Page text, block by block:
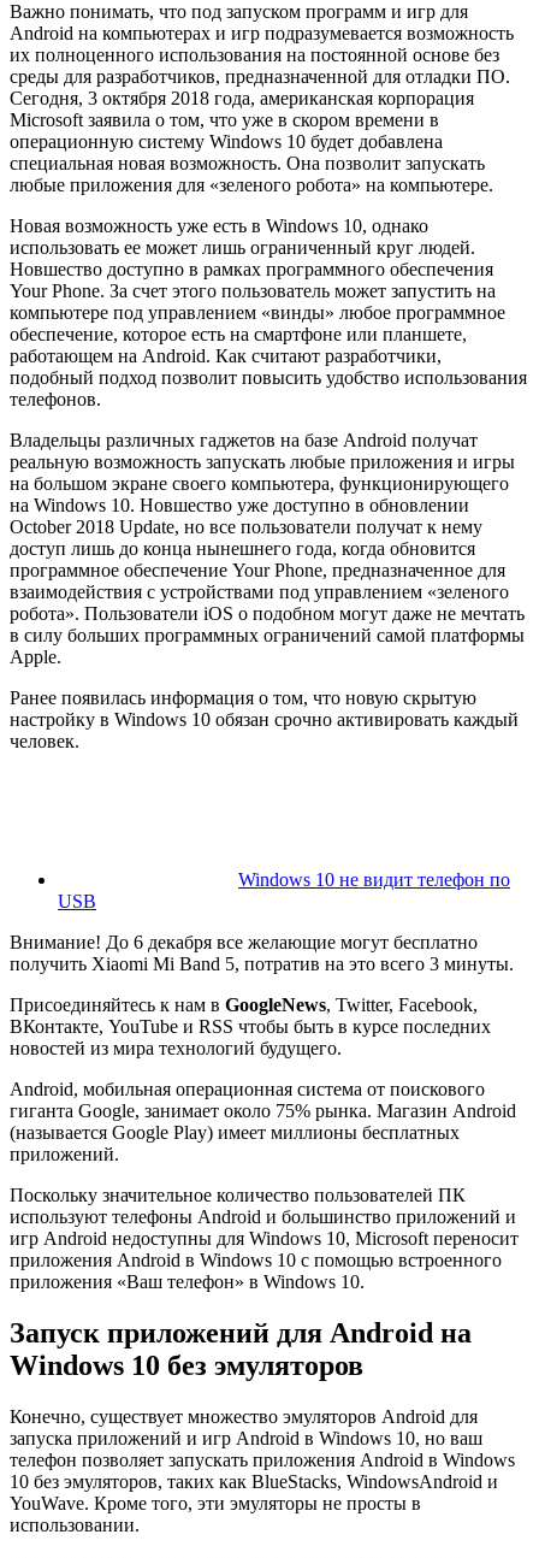
Важно понимать, что под запуском программ и игр для
Android на компьютерах и игр подразумевается возможность
их полноценного использования на постоянной основе без
среды для разработчиков, предназначенной для отладки ПО.
Сегодня, 3 октября 2018 года, американская корпорация
Microsoft заявила о том, что уже в скором времени в
операционную систему Windows 10 будет добавлена
специальная новая возможность. Она позволит запускать
любые приложения для «зеленого робота» на компьютере.
Новая возможность уже есть в Windows 10, однако
использовать ее может лишь ограниченный круг людей.
Новшество доступно в рамках программного обеспечения
Your Phone. За счет этого пользователь может запустить на
компьютере под управлением «винды» любое программное
обеспечение, которое есть на смартфоне или планшете,
работающем на Android. Как считают разработчики,
подобный подход позволит повысить удобство использования
телефонов.
Владельцы различных гаджетов на базе Android получат
реальную возможность запускать любые приложения и игры
на большом экране своего компьютера, функционирующего
на Windows 10. Новшество уже доступно в обновлении
October 2018 Update, но все пользователи получат к нему
доступ лишь до конца нынешнего года, когда обновится
программное обеспечение Your Phone, предназначенное для
взаимодействия с устройствами под управлением «зеленого
робота». Пользователи iOS о подобном могут даже не мечтать
в силу больших программных ограничений самой платформы
Apple.
Ранее появилась информация о том, что новую скрытую
настройку в Windows 10 обязан срочно активировать каждый
человек.
Windows 10 не видит телефон по
USB
Внимание! До 6 декабря все желающие могут бесплатно
получить Xiaomi Mi Band 5, потратив на это всего 3 минуты.
Присоединяйтесь к нам в GoogleNews, Twitter, Facebook,
ВКонтакте, YouTube и RSS чтобы быть в курсе последних
новостей из мира технологий будущего.
Android, мобильная операционная система от поискового
гиганта Google, занимает около 75% рынка. Магазин Android
(называется Google Play) имеет миллионы бесплатных
приложений.
Поскольку значительное количество пользователей ПК
используют телефоны Android и большинство приложений и
игр Android недоступны для Windows 10, Microsoft переносит
приложения Android в Windows 10 с помощью встроенного
приложения «Ваш телефон» в Windows 10.
Запуск приложений для Android на
Windows 10 без эмуляторов
Конечно, существует множество эмуляторов Android для
запуска приложений и игр Android в Windows 10, но ваш
телефон позволяет запускать приложения Android в Windows
10 без эмуляторов, таких как BlueStacks, WindowsAndroid и
YouWave. Кроме того, эти эмуляторы не просты в
использовании.